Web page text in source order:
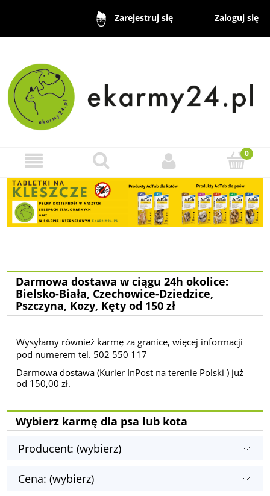
Zarejestruj się Zaloguj się
Darmowa dostawa w ciągu 24h okolice:
Bielsko-Biała, Czechowice-Dziedzice,
Pszczyna, Kozy, Kęty od 150 zł
Wysyłamy również karmę za granice, więcej informacji
pod numerem tel. 502 550 117
Darmowa dostawa (Kurier InPost na terenie Polski ) już
od 150,00 zł.
Wybierz karmę dla psa lub kota
Producent: (wybierz)
Cena: (wybierz)